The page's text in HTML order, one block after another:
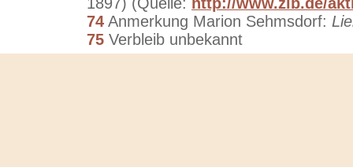
74 Anmerkung Marion Sehmsdorf:
75 Verbleib unbekannt